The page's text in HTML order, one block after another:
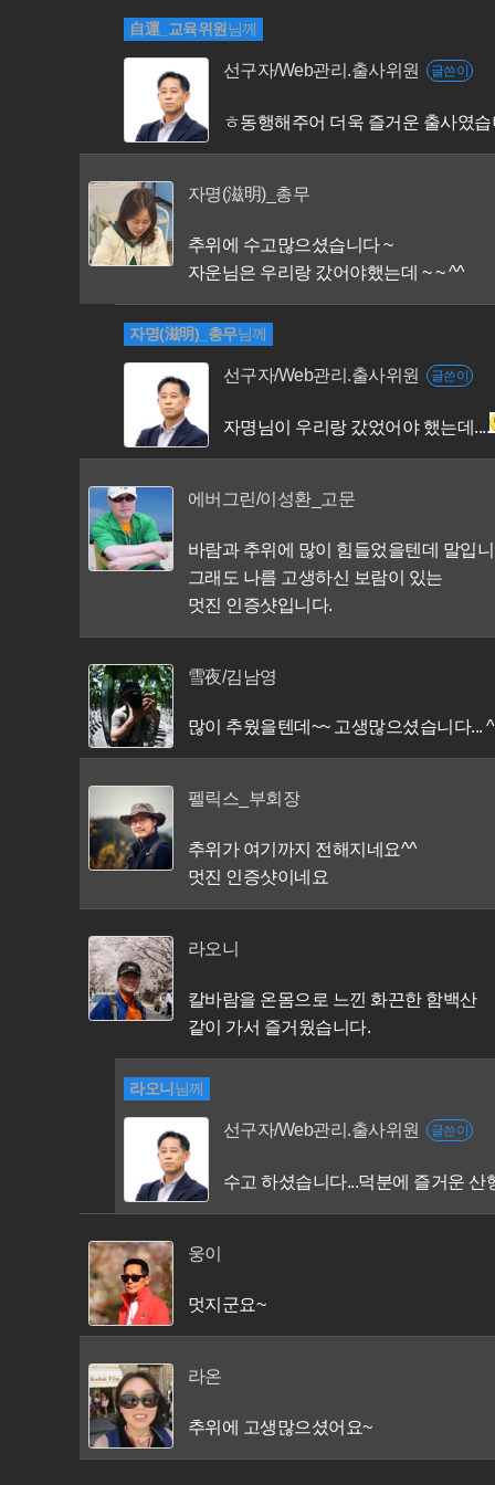
自運_교육위원 님께
선구자/Web관리.출사위원 글쓴이
ㅎ동행해주어 더욱 즐거운 출사였
자명(滋明)_총무
추위에 수고많으셨습니다 ~
자운님은 우리랑 갔어야했는데 ~ ~ ^^
자명(滋明)_총무님께
선구자/Web관리.출사위원 글쓴이
자명님이 우리랑 갔었어야 했는데....
에버그린/이성환_고문
바람과 추위에 많이 힘들었을텐데 말입
그래도 나름 고생하신 보람이 있는
멋진 인증샷입니다.
雪夜/김남영
많이 추웠을텐데~~ 고생많으셨습니다...
펠릭스_부회장
추위가 여기까지 전해지네요^^
멋진 인증샷이네요
라오니
칼바람을 온몸으로 느낀 화끈한 함백산
같이 가서 즐거웠습니다.
라오니 님께
선구자/Web관리.출사위원 글쓴이
수고 하셨습니다...덕분에 즐거운
웅이
멋지군요~
라온
추위에 고생많으셨어요~